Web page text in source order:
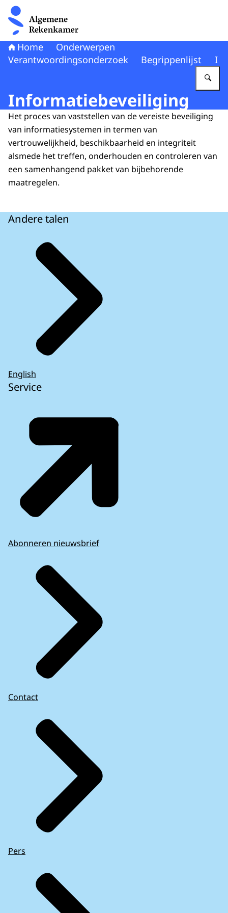
Naar de homepage van Algemene Rekenkamer
Home
Onderwerpen
Verantwoordingsonderzoek
Begrippenlijst I
Informatiebeveiliging
Het proces van vaststellen van de vereiste beveiliging
van informatiesystemen in termen van
vertrouwelijkheid, beschikbaarheid en integriteit
alsmede het treffen, onderhouden en controleren van
een samenhangend pakket van bijbehorende
maatregelen.
Andere talen
English
Service
Abonneren nieuwsbrief
Contact
Pers